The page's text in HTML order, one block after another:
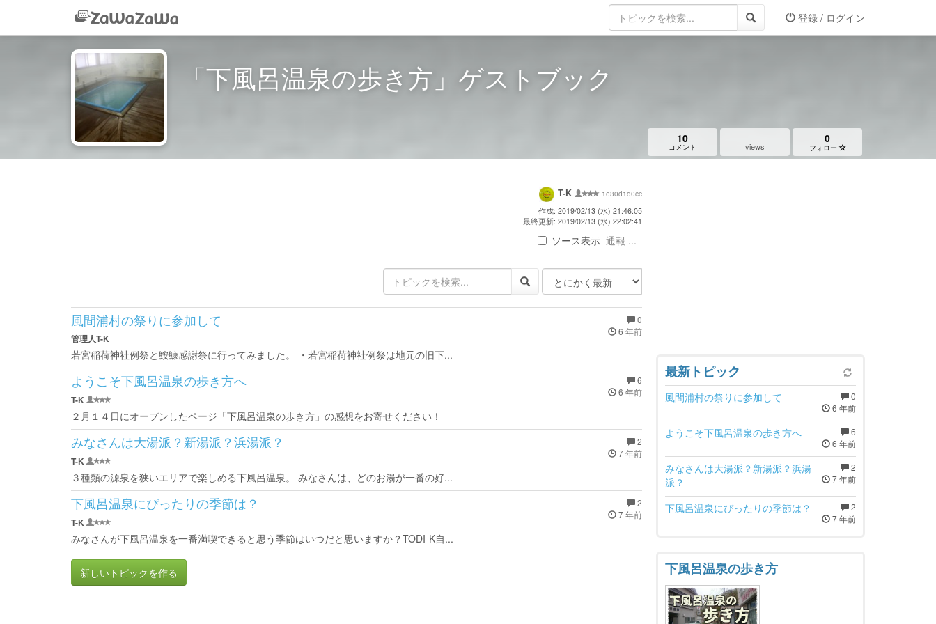
登録 / ログイン
「下風呂温泉の歩き方」ゲストブック
10
コメント views
0
フォロー
T-K
1e30d1d0cc
作成: 2019/02/13 (水) 21:46:05
最終更新: 2019/02/13 (水) 22:02:41
ソース表示 通報 ...
0
6 年前
風間浦村の祭りに参加して
管理人T-K
若宮稲荷神社例祭と鮟鱇感謝祭に行ってみました。 ・若宮稲荷神社例祭は地元の旧下...
6
6 年前
ようこそ下風呂温泉の歩き方へ
T-K
２月１４日にオープンしたページ「下風呂温泉の歩き方」の感想をお寄せください！
2
7 年前
みなさんは大湯派？新湯派？浜湯派？
T-K
３種類の源泉を狭いエリアで楽しめる下風呂温泉。 みなさんは、どのお湯が一番の好...
2
7 年前
下風呂温泉にぴったりの季節は？
T-K
みなさんが下風呂温泉を一番満喫できると思う季節はいつだと思いますか？TODI-K自...
新しいトピックを作る
最新トピック
0
6 年前
風間浦村の祭りに参加して
6
6 年前
ようこそ下風呂温泉の歩き方へ
2
7 年前
みなさんは大湯派？新湯派？浜湯
派？
2
7 年前
下風呂温泉にぴったりの季節は？
下風呂温泉の歩き方